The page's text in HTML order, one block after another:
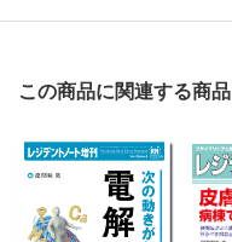
この商品に関連する商品